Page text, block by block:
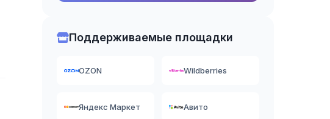
Поддерживаемые площадки
OZON Wildberries
Яндекс Маркет Авито